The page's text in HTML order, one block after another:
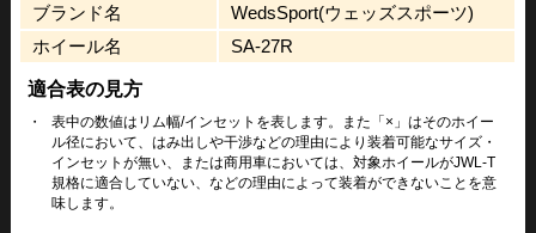
ブランド名
WedsSport(ウェッズスポーツ)
ホイール名
SA-27R
適合表の見方
・
表中の数値はリム幅/インセットを表します。また「×」はそのホイー
ル径において、はみ出しや干渉などの理由により装着可能なサイズ・
インセットが無い、または商用車においては、対象ホイールがJWL-T
規格に適合していない、などの理由によって装着ができないことを意
味します。